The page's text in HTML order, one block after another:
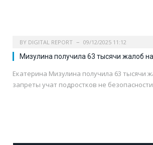
BY DIGITAL REPORT 09/12/2025 11:12
Мизулина получила 63 тысячи жалоб
Екатерина Мизулина получила 63 тысячи
запреты учат подростков не